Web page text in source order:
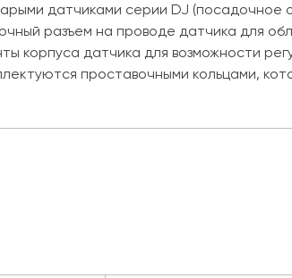
датчиками серии DJ
разъем на проводе датчика для
корпуса датчика для возможности
проставочными кольцами,